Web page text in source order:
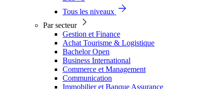
Tous les niveaux
Par secteur
Gestion et Finance
Achat Tourisme & Logistique
Bachelor Open
Business International
Commerce et Management
Communication
Immobilier et Banque Assurance